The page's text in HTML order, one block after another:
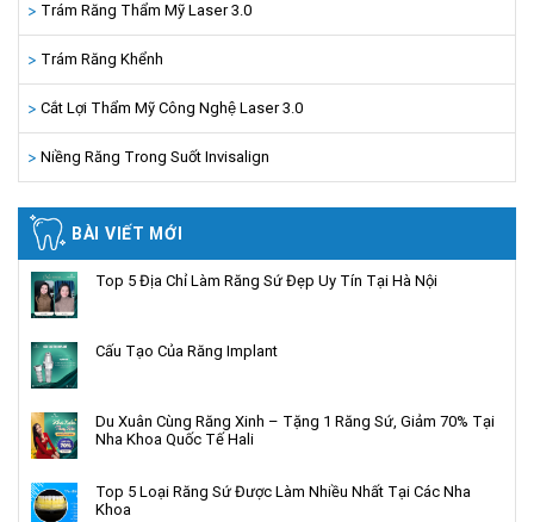
Trám Răng Thẩm Mỹ Laser 3.0
Trám Răng Khểnh
Cắt Lợi Thẩm Mỹ Công Nghệ Laser 3.0
Niềng Răng Trong Suốt Invisalign
BÀI VIẾT MỚI
Top 5 Địa Chỉ Làm Răng Sứ Đẹp Uy Tín Tại Hà Nội
Cấu Tạo Của Răng Implant
Du Xuân Cùng Răng Xinh – Tặng 1 Răng Sứ, Giảm 70% Tại
Nha Khoa Quốc Tế Hali
Top 5 Loại Răng Sứ Được Làm Nhiều Nhất Tại Các Nha
Khoa